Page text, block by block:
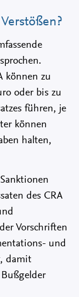
können zu
oder bis zu
führen, je
können
halten,
des CRA
Vorschriften
und
damit